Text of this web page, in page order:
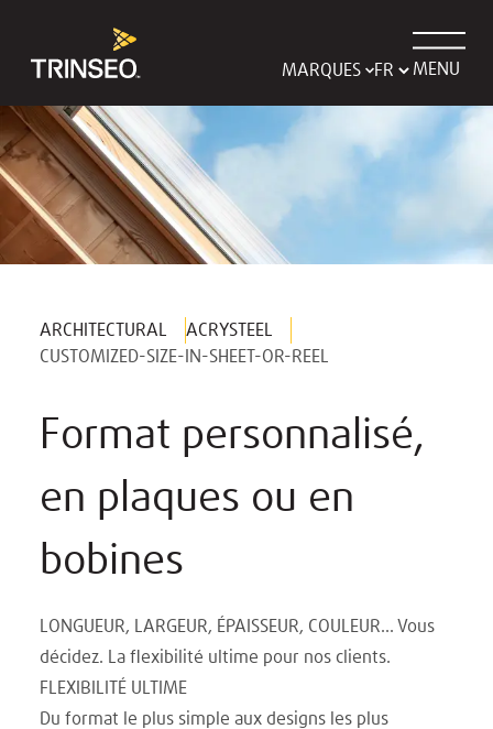
MARQUES MENU
ARCHITECTURAL
ACRYSTEEL
CUSTOMIZED-SIZE-IN-SHEET-OR-REEL
Format personnalisé,
en plaques ou en
bobines
LONGUEUR, LARGEUR, ÉPAISSEUR, COULEUR... Vous
décidez. La flexibilité ultime pour nos clients.
FLEXIBILITÉ ULTIME
Du format le plus simple aux designs les plus